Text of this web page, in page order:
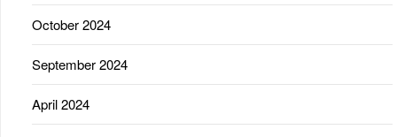
October 2024
September 2024
April 2024